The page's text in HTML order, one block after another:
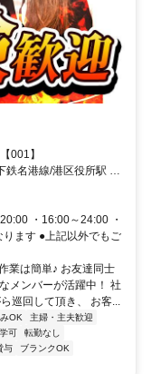
001】
鉄名港線/港区役所駅 名
・16:00～24:00 ・
ます ●上記以外でもご
業は簡単♪ お友達同士
メンバーが活躍中！ 社
巡回して頂き、 お客...
OK
主婦・主夫歓迎
可
転勤なし
与
ブランクOK